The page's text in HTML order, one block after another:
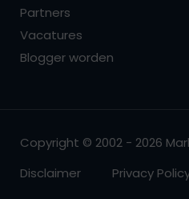
Partners
Vacatures
Blogger worden
Copyright © 2002 - 2026
Disclaimer
Privacy